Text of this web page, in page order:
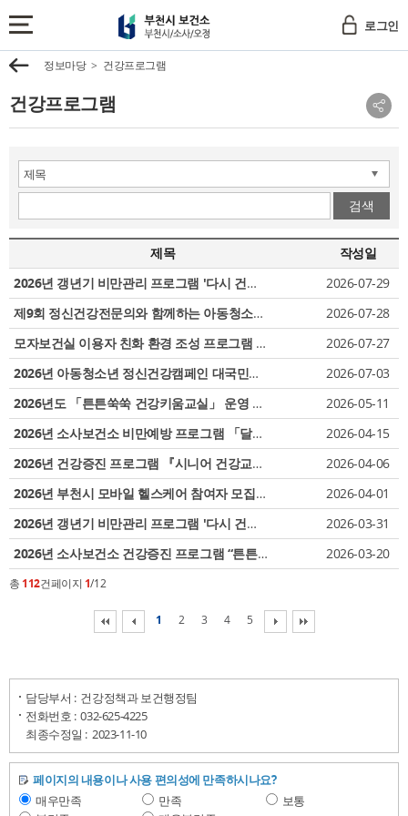
부
천
시
보
건
소
부
/
소
사
오
정
로그인
전
체
메
보
기
이
정보마당 건강프로그램
건강프로그램
소
셜
워
공
유
기
검색
제목
작성일
2026년 갱년기 비만관리 프로그램 '다시 건강한 나' 3기 참여자 모집
2026-07-29
제9회 정신건강전문의와 함께하는 아동청소년 토크콘서트 안내2026-07-28
모자보건실 이용자 친화 환경 조성 프로그램 「행복맘 룰렛」 안내
2026-07-27
2026년 아동청소년 정신건강캠페인 대국민공개강좌 안내2026-07-03
2026년도 「튼튼쑥쑥 건강키움교실」 운영 안내 및 수요 조사2026-05-11
2026년 소사보건소 비만예방 프로그램 「달빛 건강교실」 참여자 모집
2026-04-15
2026년 건강증진 프로그램 『시니어 건강교실』 2기 참여자 모집
2026-04-06
2026년 부천시 모바일 헬스케어 참여자 모집(26.4.8~)
2026-04-01
2026년 갱년기 비만관리 프로그램 '다시 건강한 나' 2기 참여자 모집
2026-03-31
2026년 소사보건소 건강증진 프로그램 “튼튼 시니어 운동교실” 2기 참
2026-03-20
총 112건페이지 1/12
1 2 3 4 5
담당부서 : 건강정책과 보건행정팀
전화번호 : 032-625-4225
최종수정일 : 2023-11-10
페이지의 내용이나 사용 편의성에 만족하시나요?
매우만족
만족
보통